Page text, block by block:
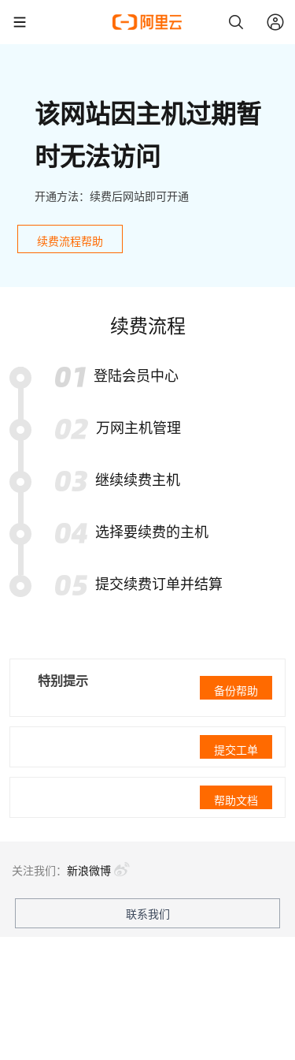
该网站因主机过期暂
时无法访问
开通方法：续费后网站即可开通
续费流程帮助
续费流程
登陆会员中心
万网主机管理
继续续费主机
选择要续费的主机
提交续费订单并结算
特别提示
备份帮助
提交工单
帮助文档